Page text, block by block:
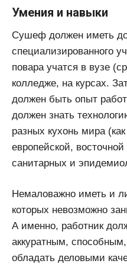
Умения и навыки
Сушеф должен иметь
специализированного
повара учатся в вузе
колледже, на курсах.
должен быть опыт
должен знать
разных кухонь мира
европейской,
санитарных и
Немаловажно иметь и
которых невозможно
А именно, работник
аккуратным,
обладать деловыми